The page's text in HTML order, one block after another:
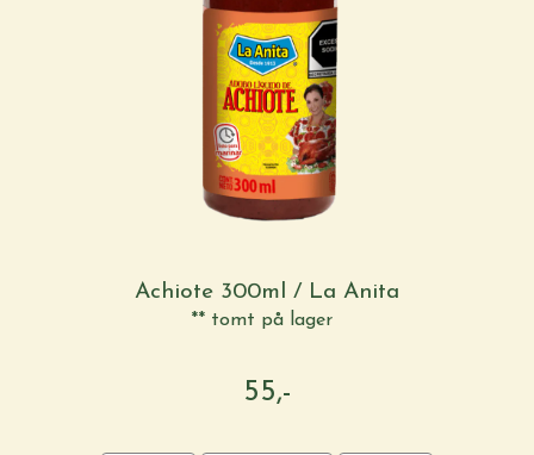
Achiote 300ml / La Anita
** tomt på lager
55,-